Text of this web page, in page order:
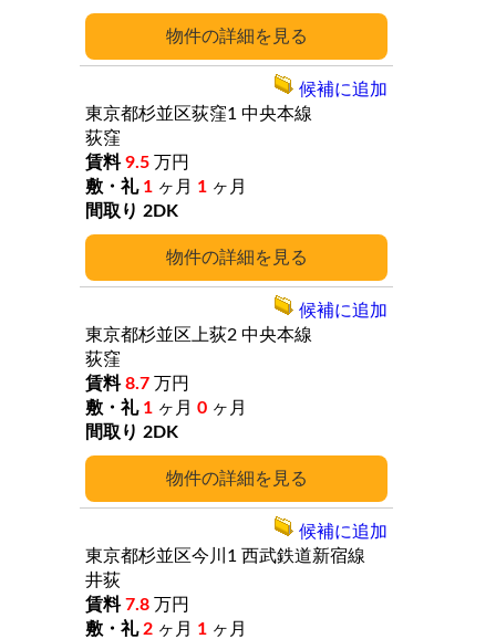
詳細
詳細
東京都杉並区荻窪1 中央本線
荻窪
9.5 万円
1 ヶ月 1 ヶ月
2DK
候補に追加
詳細
東京都杉並区上荻2 中央本線
荻窪
8.7 万円
1 ヶ月 0 ヶ月
2DK
候補に追加
東京都杉並区今川1 西武鉄道新宿線
井荻
7.8 万円
2 ヶ月 1 ヶ月
候補に追加